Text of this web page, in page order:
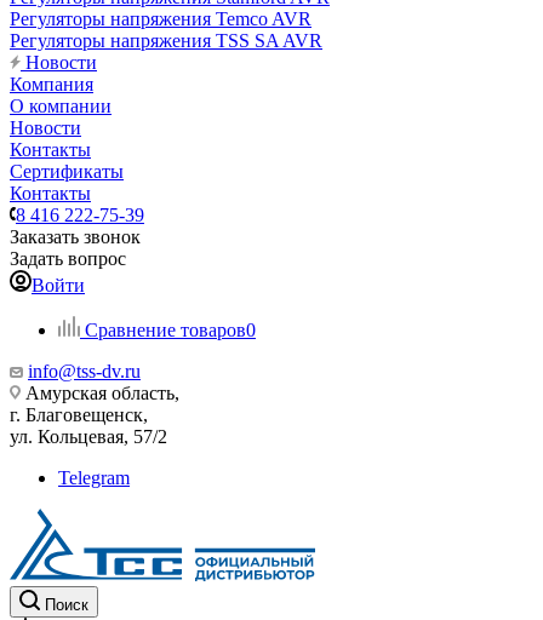
Регуляторы напряжения Temco AVR
Регуляторы напряжения TSS SA AVR
Новости
Компания
О компании
Новости
Контакты
Сертификаты
Контакты
8 416 222-75-39
Заказать звонок
Задать вопрос
Войти
Сравнение товаров0
info@tss-dv.ru
Амурская область,
г. Благовещенск,
ул. Кольцевая, 57/2
Telegram
Поиск